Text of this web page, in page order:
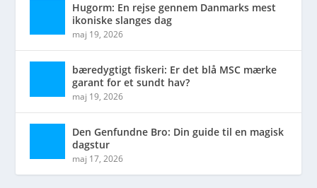
Hugorm: En rejse gennem Danmarks mest
ikoniske slanges dag
maj 19, 2026
bæredygtigt fiskeri: Er det blå MSC mærke
garant for et sundt hav?
maj 19, 2026
Den Genfundne Bro: Din guide til en magisk
dagstur
maj 17, 2026